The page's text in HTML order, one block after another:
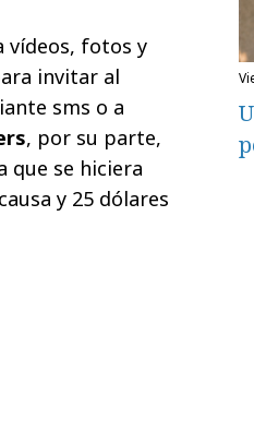
vídeos, fotos y
invitar al
sms o a
, por su parte,
que se hiciera
y 25 dólares